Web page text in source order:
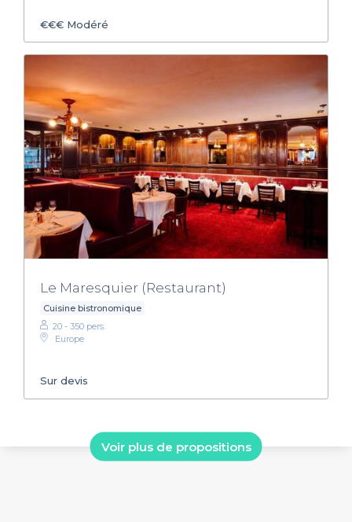
€€€ Modéré
Le Maresquier (Restaurant)
Cuisine bistronomique
20 - 350 pers.
Europe
Sur devis
Voir plus de propositions